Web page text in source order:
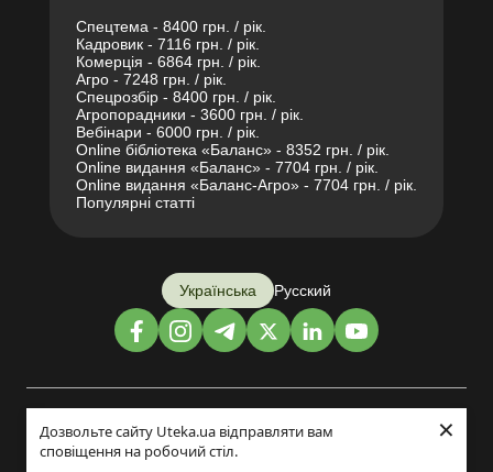
Дозвольте сайту Uteka.ua відправляти вам
сповіщення на робочий стіл.
×
Спецтема - 8400 грн. / рік.
Кадровик - 7116 грн. / рік.
Комерція - 6864 грн. / рік.
Агро - 7248 грн. / рік.
Спецрозбір - 8400 грн. / рік.
Агропорадники - 3600 грн. / рік.
Вебінари - 6000 грн. / рік.
Online бібліотека «Баланс» - 8352 грн. / рік.
Online видання «Баланс» - 7704 грн. / рік.
Online видання «Баланс-Агро» - 7704 грн. / рік.
Популярні статті
Українська Русский
Дизайн і розробка: